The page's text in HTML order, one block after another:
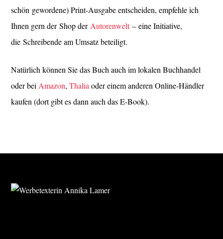
schön gewordene) Print-Ausgabe entscheiden, empfehle ich
Ihnen gern der Shop der Autorenwelt– eine Initiative,
die Schreibende am Umsatz beteiligt.
Natürlich können Sie das Buch auch im lokalen Buchhandel
oder bei Amazon,Thalia oder einem anderen Online-Händler
kaufen (dort gibt es dann auch das E-Book).
FOOTER